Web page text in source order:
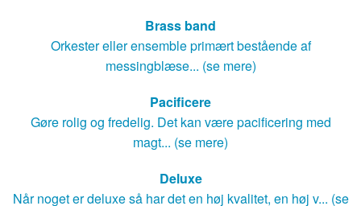
Brass band
Orkester eller ensemble primært bestående af
messingblæse... (se mere)
Pacificere
Gøre rolig og fredelig. Det kan være pacificering med
magt... (se mere)
Deluxe
Når noget er deluxe så har det en høj kvalitet, en høj v... (se